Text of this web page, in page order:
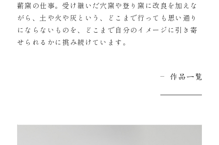
薪窯の仕事。受け継いだ穴窯や登り窯に改良を加えな
がら、土や火や灰という、どこまで行っても思い通り
にならないものを、どこまで自分のイメージに引き寄
せられるかに挑み続けています。